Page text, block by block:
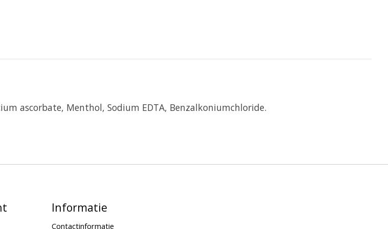
ascorbate, Menthol, Sodium EDTA, Benzalkoniumchloride.
Informatie
Contactinformatie